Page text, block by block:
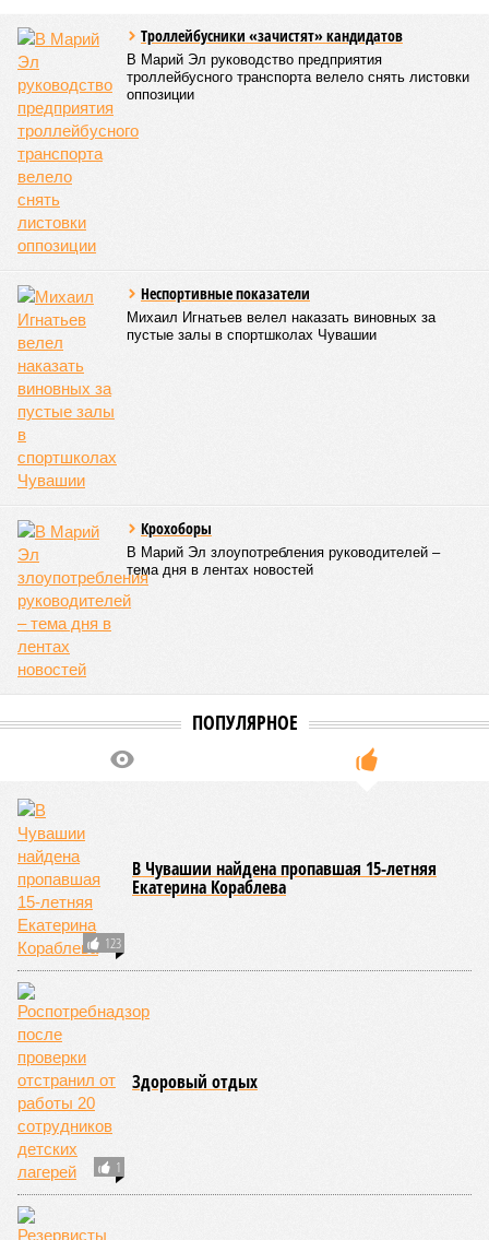
обязательную обработку территорий против клещей,
грызунов и насекомых. Питание в учреждениях
обеспечивают 21 оператор, причём в отношении каждого из
них организован постоянный лабораторный мониторинг.
В ходе заседания был также вынесен на обсуждение ряд
предложений, направленных на обеспечение санитарно-
эпидемиологического благополучия детей в летних лагерях
и на повышение действенности самой системы
оздоровления. В качестве основного приоритета было
выделено обеспечение оздоровительных учреждений
полноценным и сбалансированным питанием. Все лагеря в
обязательном порядке должны располагать санитарно-
эпидемиологическим заключением (СЭЗ), которое
подтверждает соответствие учреждения требованиям
действующего санитарного законодательства. Отсутствие
действующего СЭЗ является основанием для запрета на
функционирование оздоровительной организации. Кроме
того, участники заседания обратили внимание на
необходимость постоянного контроля за поставщиками
исполнением ранее выданных предписаний по устранению
нарушений, а также за соблюдением сроков прохождения
медицинских осмотров и гигиенического обучения
персоналом.
разместилась на 79
месте в России по
качеству дорог
Версия //Общество //В регионе учреждены удостоверения мастеров
спорта по борьбе керешу
В регионе учреждены удостоверения мастеров спорта по
борьбе керешу
Заткнуть за пояс
В регионе учреждены удостоверения мастеров спорта по борьбе керешу
В Чувашской Республике последовательно реализуются меры,
направленные на повышение статуса и институциональное